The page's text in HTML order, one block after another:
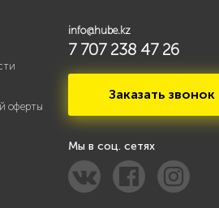
оферты
info@hube.kz
7 707 238 47 26
Заказать звонок
Мы в соц. сетях